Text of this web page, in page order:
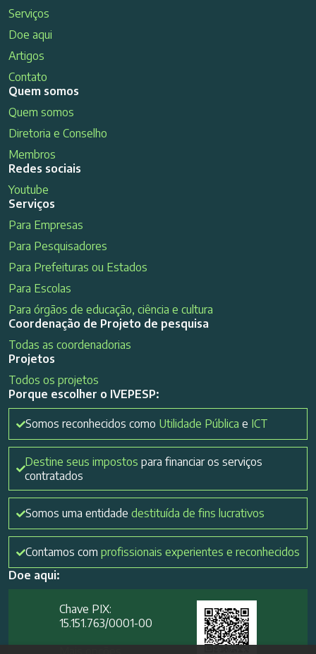
Serviços
Doe aqui
Artigos
Contato
Quem somos
Quem somos
Diretoria e Conselho
Membros
Redes sociais
Youtube
Serviços
Para Empresas
Para Pesquisadores
Para Prefeituras ou Estados
Para Escolas
Para órgãos de educação, ciência e cultura
Coordenação de Projeto de pesquisa
Todas as coordenadorias
Projetos
Todos os projetos
Porque escolher o IVEPESP:
Somos reconhecidos como Utilidade Pública e ICT
Destine seus impostos para financiar os serviços
contratados
Somos uma entidade destituída de fins lucrativos
Contamos com profissionais experientes e reconhecidos
Doe aqui:
Chave PIX:
15.151.763/0001-00​